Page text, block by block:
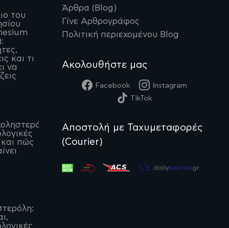
του
και τι
να
και πώς
Άρθρα (Blog)
Γίνε Αρθρογράφος
Πολιτική περιεχομένου Blog
Ακολουθήστε μας
Facebook
Instagram
TikTok
Αποστολή με Ταχυμεταφορές
(Courier)